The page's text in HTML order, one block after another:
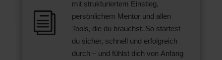
i
mit strukturiertem Einstieg,
persönlichem Mentor und allen
Tools, die du brauchst. So startest
du sicher, schnell und erfolgreich
durch – und fühlst dich von Anfang